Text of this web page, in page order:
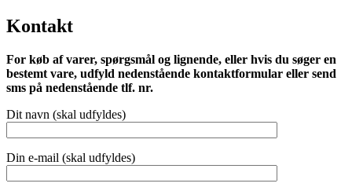
Kontakt
For køb af varer, spørgsmål og lignende, eller hvis du søger en
bestemt vare, udfyld nedenstående kontaktformular eller send
sms på nedenstående tlf. nr.
Dit navn (skal udfyldes)
Din e-mail (skal udfyldes)